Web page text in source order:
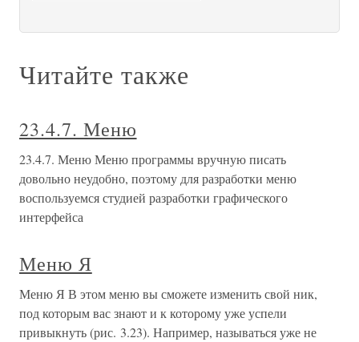
Читайте также
23.4.7. Меню
23.4.7. Меню Меню программы вручную писать
довольно неудобно, поэтому для разработки меню
воспользуемся студией разработки графического
интерфейса
Меню Я
Меню Я В этом меню вы сможете изменить свой ник,
под которым вас знают и к которому уже успели
привыкнуть (рис. 3.23). Например, называться уже не